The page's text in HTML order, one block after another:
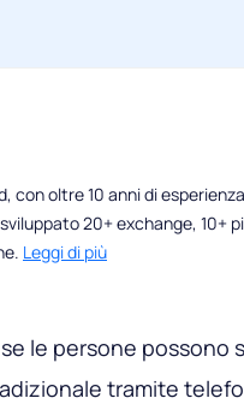
con oltre 10 anni di
20+ exchange, 10+
Leggi di più
le persone possono
tramite